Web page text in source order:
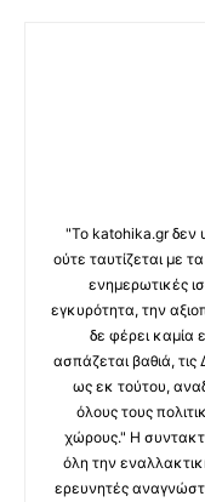
"Το katohika.gr δεν
ούτε ταυτίζεται με
ενημερωτικές
εγκυρότητα, την
δε φέρει καμία
ασπάζεται βαθιά,
ως εκ τούτου,
όλους τους
χώρους." Η
όλη την
ερευνητές